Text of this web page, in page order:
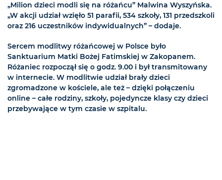
„Milion dzieci modli się na różańcu” Malwina Wyszyńska.
„W akcji udział wzięło 51 parafii, 534 szkoły, 131 przedszkoli
oraz 216 uczestników indywidualnych” – dodaje.
Sercem modlitwy różańcowej w Polsce było
Sanktuarium Matki Bożej Fatimskiej w Zakopanem.
Różaniec rozpoczął się o godz. 9.00 i był transmitowany
w internecie. W modlitwie udział brały dzieci
zgromadzone w kościele, ale też – dzięki połączeniu
online – całe rodziny, szkoły, pojedyncze klasy czy dzieci
przebywające w tym czasie w szpitalu.